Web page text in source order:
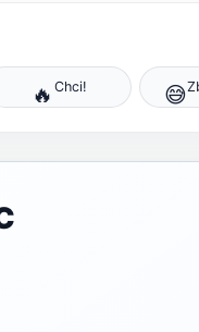
🔥 Chci! 😅